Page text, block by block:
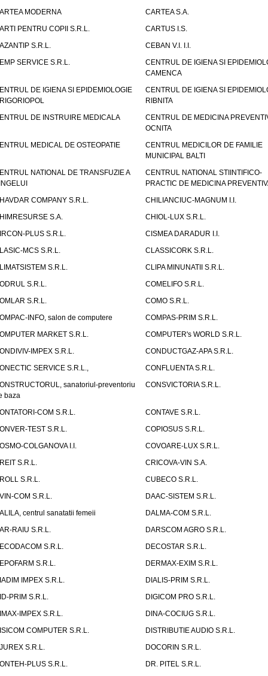
MODERNA
CARTEA S.A.
PENTRU COPII S.R.L.
CARTUS I.S.
S.R.L.
CEBAN V.I. I.I.
SERVICE S.R.L.
CENTRUL DE IGIENA SI
CAMENCA
DE IGIENA SI EPIDEMIOLOGIE
CENTRUL DE IGIENA SI
RIBNITA
DE INSTRUIRE MEDICALA
CENTRUL DE MEDICINA
OCNITA
MEDICAL DE OSTEOPATIE
CENTRUL MEDICILOR DE FAMILIE
MUNICIPAL BALTI
NATIONAL DE TRANSFUZIE A
CENTRUL NATIONAL STIINTIFICO-
PRACTIC DE MEDICINA
COMPANY S.R.L.
CHILIANCIUC-MAGNUM I.I.
S.A.
CHIOL-LUX S.R.L.
PLUS S.R.L.
CISMEA DARADUR I.I.
MCS S.R.L.
CLASSICORK S.R.L.
S.R.L.
CLIPA MINUNATII S.R.L.
S.R.L.
COMELIFO S.R.L.
S.R.L.
COMO S.R.L.
INFO, salon de computere
COMPAS-PRIM S.R.L.
MARKET S.R.L.
COMPUTER's WORLD S.R.L.
IMPEX S.R.L.
CONDUCTGAZ-APA S.R.L.
SERVICE S.R.L.,
CONFLUENTA S.R.L.
sanatoriul-preventoriu
baza
CONSVICTORIA S.R.L.
COM S.R.L.
CONTAVE S.R.L.
TEST S.R.L.
COPIOSUS S.R.L.
COLGANOVA I.I.
COVOARE-LUX S.R.L.
S.R.L.
CRICOVA-VIN S.A.
S.R.L.
CUBECO S.R.L.
COM S.R.L.
DAAC-SISTEM S.R.L.
centrul sanatatii femeii
DALMA-COM S.R.L.
RAIU S.R.L.
DARSCOM AGRO S.R.L.
S.R.L.
DECOSTAR S.R.L.
S.R.L.
DERMAX-EXIM S.R.L.
IMPEX S.R.L.
DIALIS-PRIM S.R.L.
PRIM S.R.L.
DIGICOM PRO S.R.L.
IMPEX S.R.L.
DINA-COCIUG S.R.L.
COMPUTER S.R.L.
DISTRIBUTIE AUDIO S.R.L.
S.R.L.
DOCORIN S.R.L.
PLUS S.R.L.
DR. PITEL S.R.L.